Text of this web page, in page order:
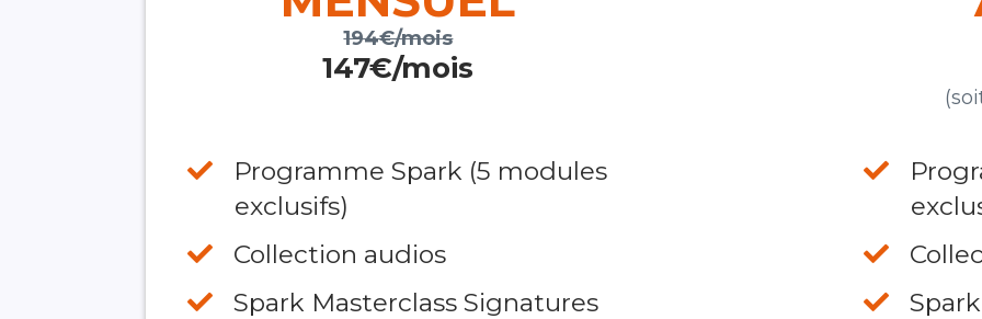
194€/mois
147€/mois
Programme Spark (5 modules
exclusifs)
Collection audios
Spark Masterclass Signatures